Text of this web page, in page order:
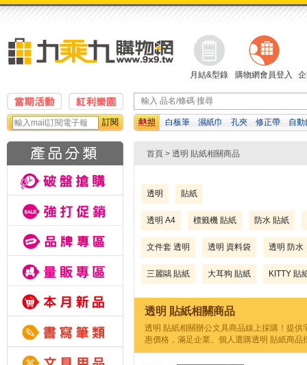
月結&型錄 購物網會員登入
訂閱 白板筆 濕紙巾 孔夾 修正帶
自動
首頁 > 透明 貼紙相關商品
透明 貼紙
透明 A4 標籤機 貼紙 防水 貼紙
文件套 透明 透明 資料袋 透明 防水
三麗鷗 貼紙 大耳狗 貼紙 KITTY 貼
透明 貼紙相關商品
透明 貼紙相關辦公文具商品線上採購！提
惠價格，滿足企業、個人選購透明 貼紙商品